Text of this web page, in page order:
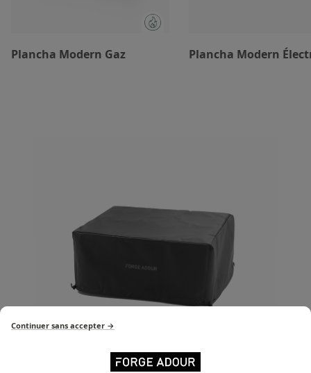
Plancha Modern Gaz Plancha Modern
Continuer sans accepter →